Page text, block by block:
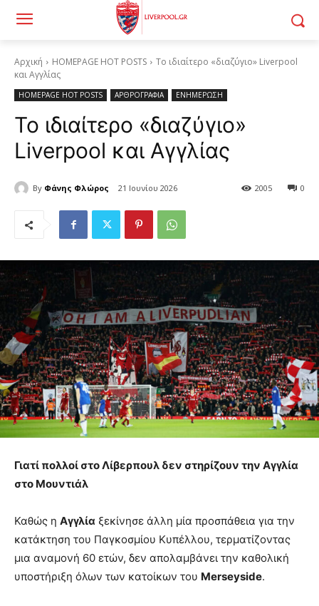
Αρχική HOMEPAGE HOT POSTS
Το ιδιαίτερο «διαζύγιο» Liverpool
και Αγγλίας
HOMEPAGE HOT POSTS ΑΡΘΡΟΓΡΑΦΙΑ ΕΝΗΜΕΡΩΣΗ
Το ιδιαίτερο «διαζύγιο»
Liverpool και Αγγλίας
By Φάνης Φλώρος 21 Ιουνίου 2026 0
2005
Γιατί πολλοί στο Λίβερπουλ δεν στηρίζουν την Αγγλία
στο Μουντιάλ
Καθώς η Αγγλία ξεκίνησε άλλη μία προσπάθεια για την
κατάκτηση του Παγκοσμίου Κυπέλλου, τερματίζοντας
μια αναμονή 60 ετών, δεν απολαμβάνει την καθολική
υποστήριξη όλων των κατοίκων του Merseyside.